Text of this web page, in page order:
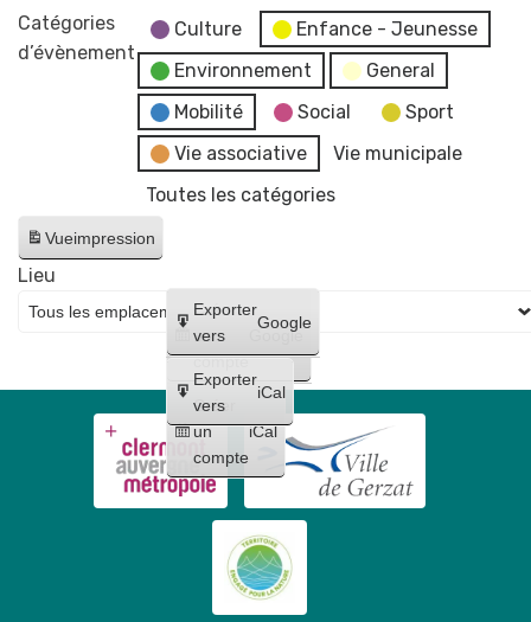
Catégories
d’évènement
Culture
Enfance - Jeunesse
Environnement
General
Mobilité
Social
Sport
Vie associative
Vie municipale
Toutes les catégories
Vueimpression
Créer
un
compte
Google
Créer
un
compte
iCal
Exporter
vers
Google
Exporter
vers
iCal
Lieu